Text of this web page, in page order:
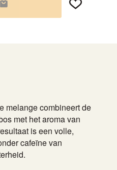
melange combineert de
met het aroma van
is een volle,
cafeïne van